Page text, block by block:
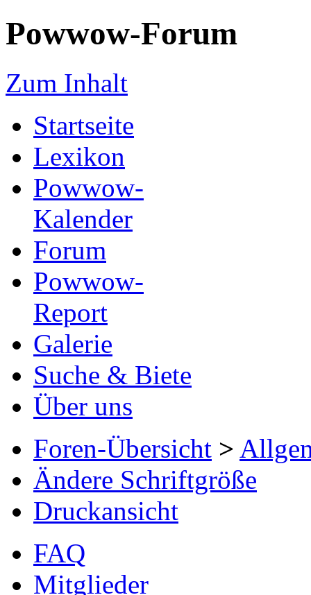
Powwow-Forum
Zum Inhalt
Startseite
Lexikon
Powwow-
Kalender
Forum
Powwow-
Report
Galerie
Suche & Biete
Über uns
Foren-Übersicht >
Ändere Schriftgröße
Druckansicht
FAQ
Mitglieder